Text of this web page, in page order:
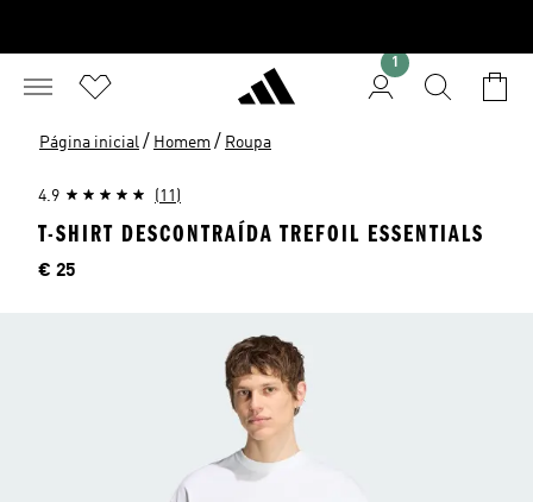
Página inicial / Homem / Roupa
4.9 (11)
T-SHIRT DESCONTRAÍDA TREFOIL ESSENTIALS
Preço
€ 25